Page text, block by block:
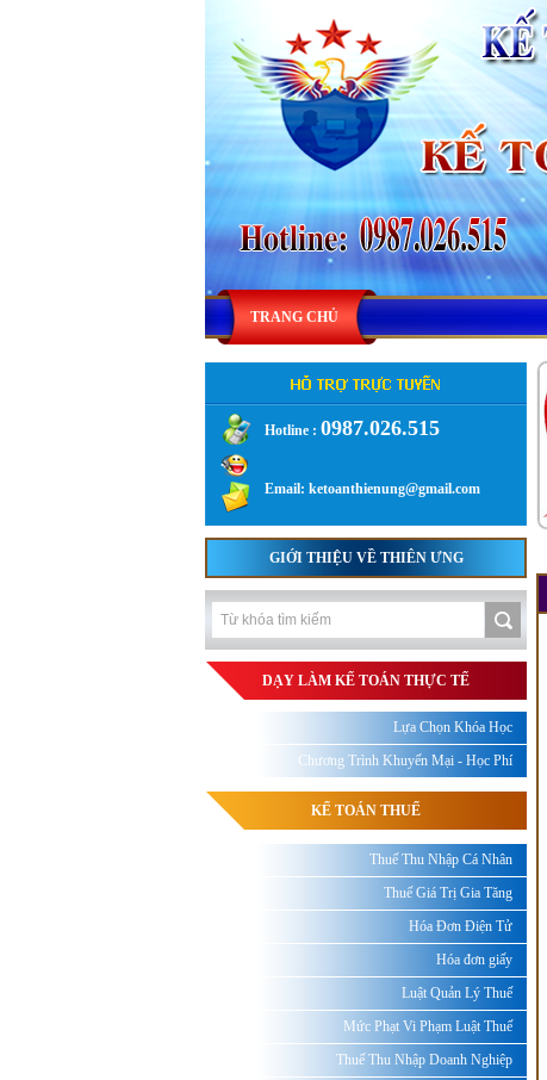
TRANG CHỦ
Hotline : 0987.026.515
.
Email: ketoanthienung@gmail.com
GIỚI THIỆU VỀ THIÊN ƯNG
DẠY LÀM KẾ TOÁN THỰC TẾ
Lựa Chọn Khóa Học
Chương Trình Khuyến Mại - Học Phí
KẾ TOÁN THUẾ
Thuế Thu Nhập Cá Nhân
Thuế Giá Trị Gia Tăng
Hóa Đơn Điện Tử
Hóa đơn giấy
Luật Quản Lý Thuế
Mức Phạt Vi Phạm Luật Thuế
Thuế Thu Nhập Doanh Nghiệp